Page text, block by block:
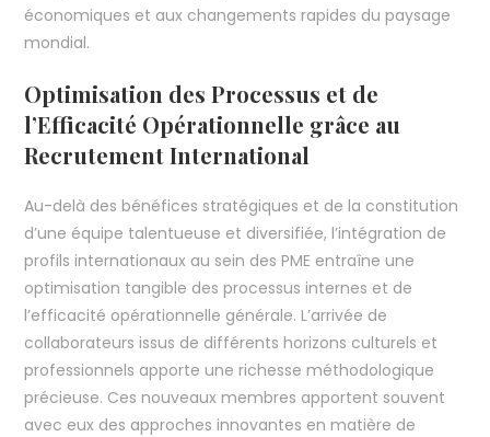
économiques et aux changements rapides du paysage
mondial.
Optimisation des Processus et de
l’Efficacité Opérationnelle grâce au
Recrutement International
Au-delà des bénéfices stratégiques et de la constitution
d’une équipe talentueuse et diversifiée, l’intégration de
profils internationaux au sein des PME entraîne une
optimisation tangible des processus internes et de
l’efficacité opérationnelle générale. L’arrivée de
collaborateurs issus de différents horizons culturels et
professionnels apporte une richesse méthodologique
précieuse. Ces nouveaux membres apportent souvent
avec eux des approches innovantes en matière de